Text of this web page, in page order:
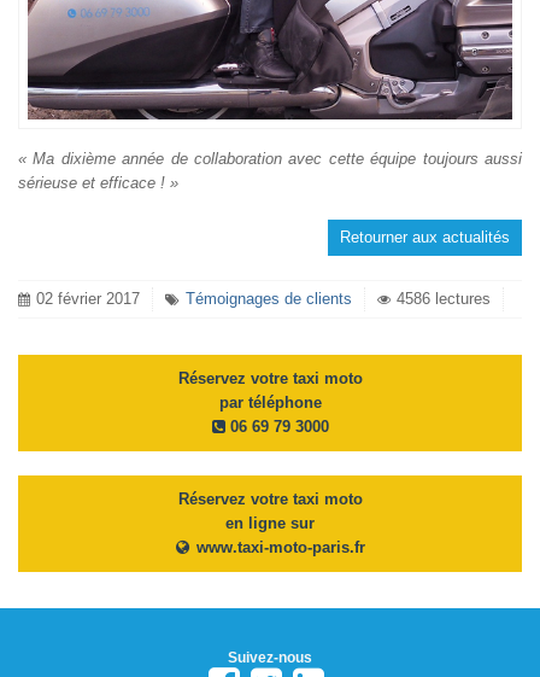
« Ma dixième année de collaboration avec cette équipe toujours aussi
sérieuse et efficace ! »
Retourner aux actualités
02 février 2017 Témoignages de clients 4586 lectures
Réservez votre taxi moto
par téléphone
06 69 79 3000
Réservez votre taxi moto
en ligne sur
www.taxi-moto-paris.fr
Suivez-nous